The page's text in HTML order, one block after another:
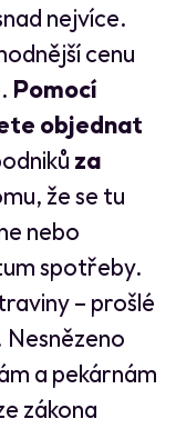
nejvíce.
cenu
Pomocí
objednat
za
že se tu
nebo
spotřeby.
– prošlé
a pekárnám
zákona